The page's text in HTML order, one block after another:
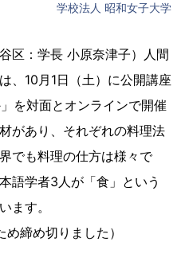
学校法人 昭和女子大学
区：学長 小原奈津子）人間
、10月1日（土）に公開講座
を対面とオンラインで開催
があり、それぞれの料理法
でも料理の仕方は様々で
語学者3人が「食」という
ます。
め締め切りました）